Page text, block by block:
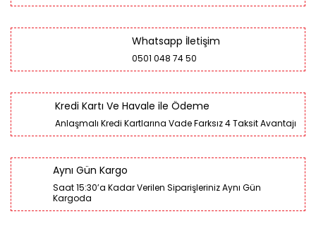
Whatsapp İletişim
0501 048 74 50
Kredi Kartı Ve Havale ile Ödeme
Anlaşmalı Kredi Kartlarına Vade Farksız 4 Taksit Avantajı
Aynı Gün Kargo
Saat 15:30’a Kadar Verilen Siparişleriniz Aynı Gün
Kargoda